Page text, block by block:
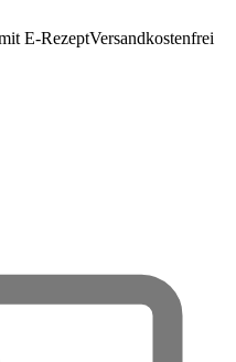
E-RezeptVersandkostenfrei